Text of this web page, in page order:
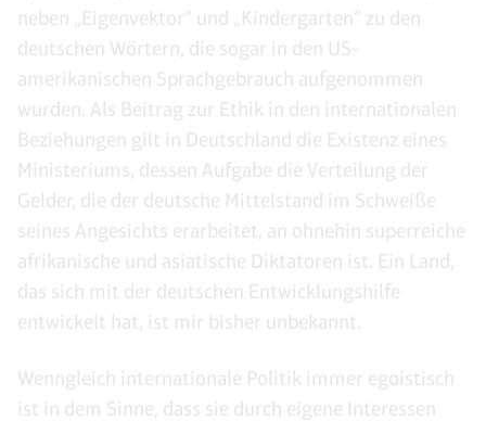
neben „Eigenvektor“ und „Kindergarten“ zu den
deutschen Wörtern, die sogar in den US-
amerikanischen Sprachgebrauch aufgenommen
wurden. Als Beitrag zur Ethik in den internationalen
Beziehungen gilt in Deutschland die Existenz eines
Ministeriums, dessen Aufgabe die Verteilung der
Gelder, die der deutsche Mittelstand im Schweiße
seines Angesichts erarbeitet, an ohnehin superreiche
afrikanische und asiatische Diktatoren ist. Ein Land,
das sich mit der deutschen Entwicklungshilfe
entwickelt hat, ist mir bisher unbekannt.
Wenngleich internationale Politik immer egoistisch
ist in dem Sinne, dass sie durch eigene Interessen